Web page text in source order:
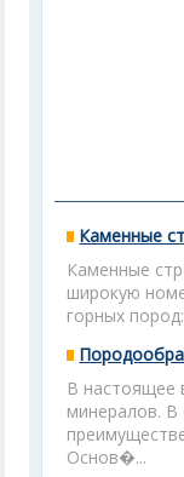
Каменные
Каменные
широкую
горных
В настоящее
минералов.
Основ�...